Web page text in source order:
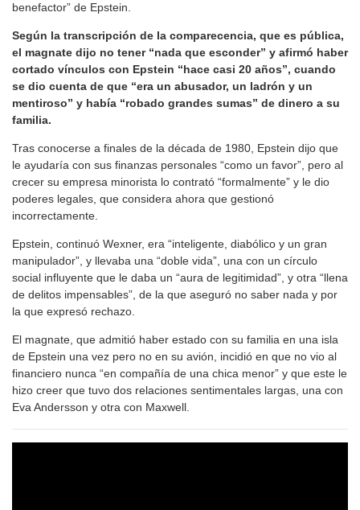
benefactor” de Epstein.
Según la transcripción de la comparecencia, que es pública,
el magnate dijo no tener “nada que esconder” y afirmó haber
cortado vínculos con Epstein “hace casi 20 años”, cuando
se dio cuenta de que “era un abusador, un ladrón y un
mentiroso” y había “robado grandes sumas” de dinero a su
familia.
Tras conocerse a finales de la década de 1980, Epstein dijo que
le ayudaría con sus finanzas personales “como un favor”, pero al
crecer su empresa minorista lo contrató “formalmente” y le dio
poderes legales, que considera ahora que gestionó
incorrectamente.
Epstein, continuó Wexner, era “inteligente, diabólico y un gran
manipulador”, y llevaba una “doble vida”, una con un círculo
social influyente que le daba un “aura de legitimidad”, y otra “llena
de delitos impensables”, de la que aseguró no saber nada y por
la que expresó rechazo.
El magnate, que admitió haber estado con su familia en una isla
de Epstein una vez pero no en su avión, incidió en que no vio al
financiero nunca “en compañía de una chica menor” y que este le
hizo creer que tuvo dos relaciones sentimentales largas, una con
Eva Andersson y otra con Maxwell.